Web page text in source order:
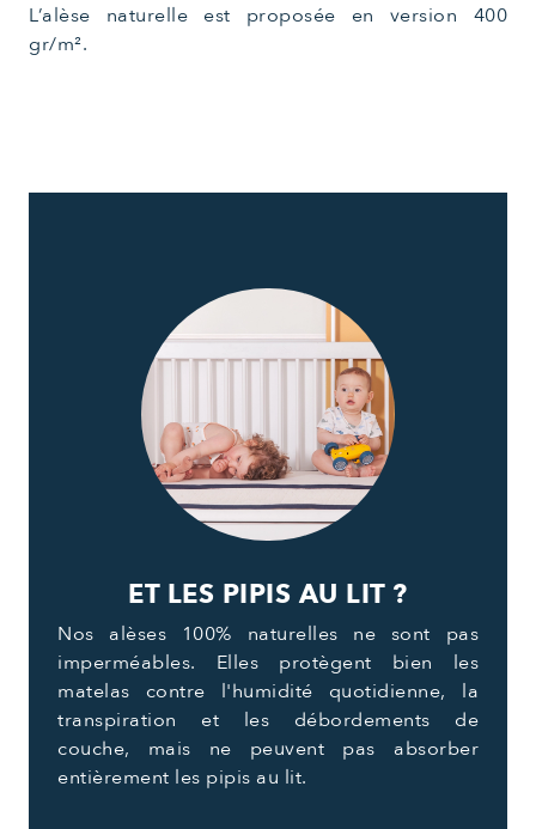
L’alèse naturelle est proposée en version 400
gr/m².
ET LES PIPIS AU LIT ?
Nos alèses 100% naturelles ne sont pas
imperméables. Elles protègent bien les
matelas contre l'humidité quotidienne, la
transpiration et les débordements de
couche, mais ne peuvent pas absorber
entièrement les pipis au lit.